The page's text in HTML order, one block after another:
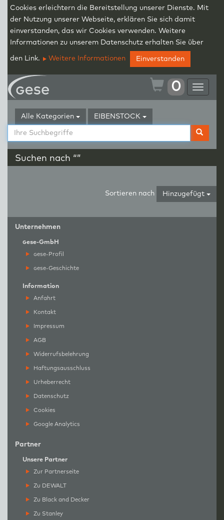
Cookies erleichtern die Bereitstellung unserer Dienste. Mit
der Nutzung unserer Webseite, erklären Sie sich damit
einverstanden, das wir Cookies verwenden. Weitere
Informationen zu unserem Datenschutz erhalten Sie über
den Link. Weitere Informationen Einverstanden
Toggle
0
Alle Kategorien EIBENSTOCK
Suchen nach “”
Sortieren nach Hinzugefügt
Unternehmen
gese-GmbH
gese-Profil
gese-Geschichte
Information
Anfahrt
Kontakt
Impressum
AGB
Widerrufsbelehrung
Haftungsausschluss
Urheberrecht
Datenschutz
Cookies
Google Analytics
Partner
Unsere Partner
Zur Partnerseite
Zu DEWALT
Zu Black and Decker
Zu Stanley